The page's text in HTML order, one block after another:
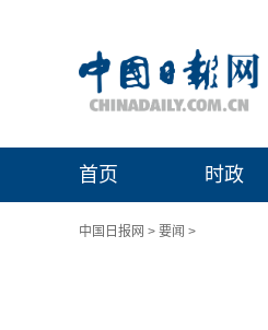
首页 时政
中国日报网 > 要闻 >